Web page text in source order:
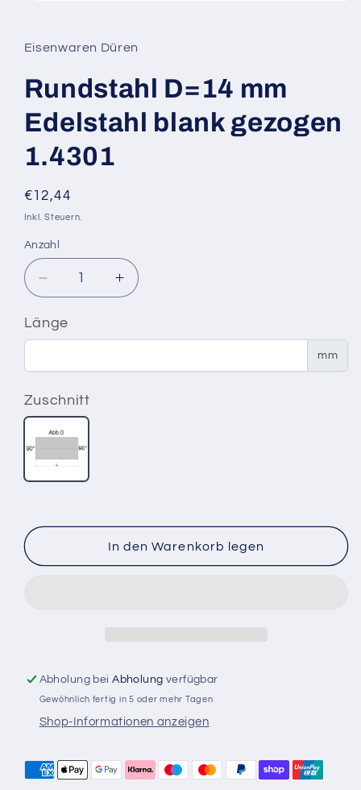
Modal
öffnen
Eisenwaren Düren
Rundstahl D=14 mm
Edelstahl blank gezogen
1.4301
Normaler
Preis
€12,44
Inkl. Steuern.
Anzahl
Verringere
die
Menge
für
D=14
mm
Edelstahl
blank
gezogen
1.4301
Erhöhe
die
für
D=14
Länge
mm
Zuschnitt
Zuschnitt
In den Warenkorb legen
Abholung beiAbholung verfügbar
Gewöhnlich fertig in 5 oder mehr Tagen
Shop-Informationen anzeigen